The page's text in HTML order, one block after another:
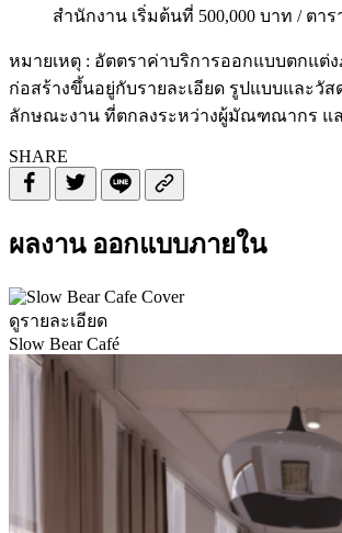
สำนักงาน เริ่มต้นที่ 500,000 บาท / ตาร
หมายเหตุ : อัตตราค่าบริการออกแบบตกแต่
ก่อสร้างขึ้นอยู่กับรายละเอียด รูปแบบและวัส
ลักษณะงาน ที่ตกลงระหว่างผู้มัณฑณากร แ
SHARE
ผลงาน ออกแบบภายใน
ดูรายละเอียด
Slow Bear Café